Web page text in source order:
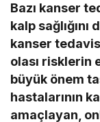
Bazı kanser
kalp
kanser
olası risklerin
büyük önem
hastalarının
amaçlayan,